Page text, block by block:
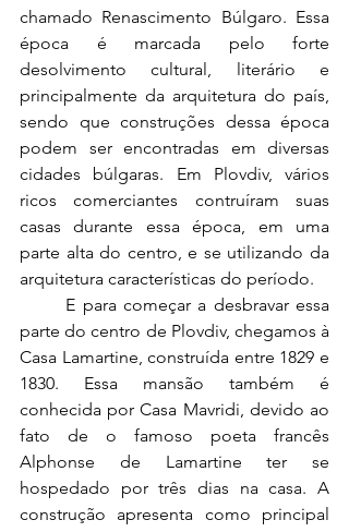
chamado Renascimento Búlgaro. Essa
época é marcada pelo forte
desolvimento cultural, literário e
principalmente da arquitetura do país,
sendo que construções dessa época
podem ser encontradas em diversas
cidades búlgaras. Em Plovdiv, vários
ricos comerciantes contruíram suas
casas durante essa época, em uma
parte alta do centro, e se utilizando da
arquitetura características do período.
E para começar a desbravar essa
parte do centro de Plovdiv, chegamos à
Casa Lamartine, construída entre 1829 e
1830. Essa mansão também é
conhecida por Casa Mavridi, devido ao
fato de o famoso poeta francês
Alphonse de Lamartine ter se
hospedado por três dias na casa. A
construção apresenta como principal